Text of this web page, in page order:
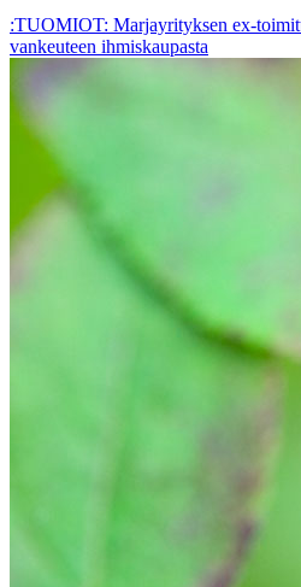
:TUOMIOT: Marjayrityksen ex-
vankeuteen ihmiskaupasta